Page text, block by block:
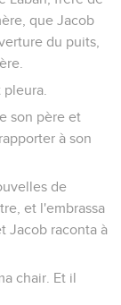
que Jacob
du puits,
son père et
à son
de
et l'embrassa
Jacob raconta à
chair. Et il